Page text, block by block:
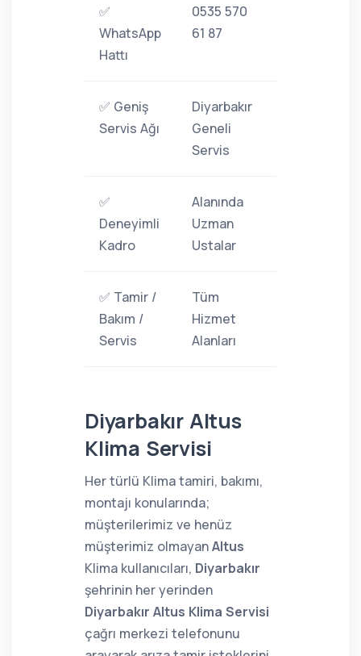
✅
WhatsApp
Hattı
0535 570
61 87
✅ Geniş
Servis Ağı
Diyarbakır
Geneli
Servis
✅
Deneyimli
Kadro
Alanında
Uzman
Ustalar
✅ Tamir /
Bakım /
Servis
Tüm
Hizmet
Alanları
Diyarbakır Altus
Klima Servisi
Her türlü Klima tamiri, bakımı,
montajı konularında;
müşterilerimiz ve henüz
müşterimiz olmayanAltus
Klima kullanıcıları, Diyarbakır
şehrinin her yerinden
Diyarbakır Altus Klima Servisi
çağrı merkezi telefonunu